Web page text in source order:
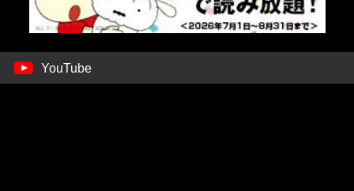
YouTube